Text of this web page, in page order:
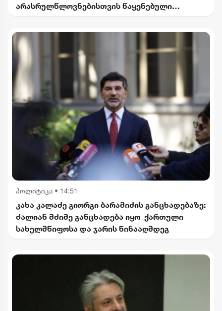
არასრულწლოვნებისთვის წაყენებული
პოლიტიკა • 14:51
კახა კალაძე გიორგი ბარამიძის განცხადებაზე:
ძალიან მძიმე განცხადება იყო ქართული
სახელმწიფოსა და ჯარის წინააღმდეგ